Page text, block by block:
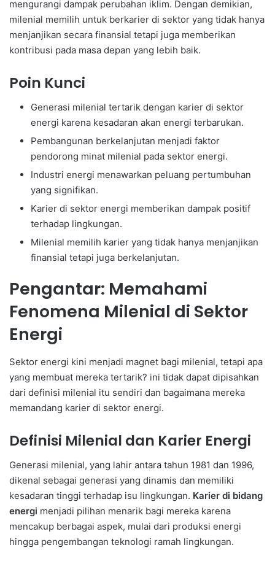
mengurangi dampak perubahan iklim. Dengan demikian,
milenial memilih untuk berkarier di sektor yang tidak hanya
menjanjikan secara finansial tetapi juga memberikan
kontribusi pada masa depan yang lebih baik.
Poin Kunci
Generasi milenial tertarik dengan karier di sektor
energi karena kesadaran akan energi terbarukan.
Pembangunan berkelanjutan menjadi faktor
pendorong minat milenial pada sektor energi.
Industri energi menawarkan peluang pertumbuhan
yang signifikan.
Karier di sektor energi memberikan dampak positif
terhadap lingkungan.
Milenial memilih karier yang tidak hanya menjanjikan
finansial tetapi juga berkelanjutan.
Pengantar: Memahami
Fenomena Milenial di Sektor
Energi
Sektor energi kini menjadi magnet bagi milenial, tetapi apa
yang membuat mereka tertarik? ini tidak dapat dipisahkan
dari definisi milenial itu sendiri dan bagaimana mereka
memandang karier di sektor energi.
Definisi Milenial dan Karier Energi
Generasi milenial, yang lahir antara tahun 1981 dan 1996,
dikenal sebagai generasi yang dinamis dan memiliki
kesadaran tinggi terhadap isu lingkungan. Karier di bidang
energi menjadi pilihan menarik bagi mereka karena
mencakup berbagai aspek, mulai dari produksi energi
hingga pengembangan teknologi ramah lingkungan.